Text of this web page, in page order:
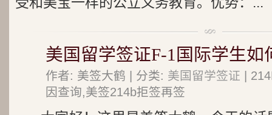
美国留学签证F-1国际学生如
作者: 美签大鹤 | 分类: 美国留学签证 |
因查询,美签214b拒签再签